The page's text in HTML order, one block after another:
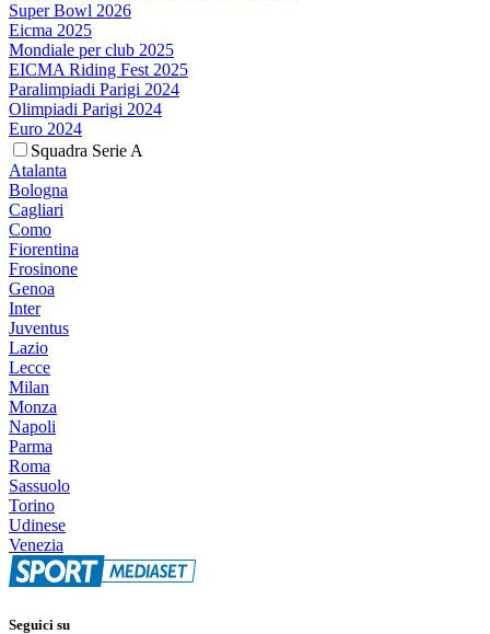
Super Bowl 2026
Eicma 2025
Mondiale per club 2025
EICMA Riding Fest 2025
Paralimpiadi Parigi 2024
Olimpiadi Parigi 2024
Euro 2024
Squadra Serie A
Atalanta
Bologna
Cagliari
Como
Fiorentina
Frosinone
Genoa
Inter
Juventus
Lazio
Lecce
Milan
Monza
Napoli
Parma
Roma
Sassuolo
Torino
Udinese
Venezia
Seguici su